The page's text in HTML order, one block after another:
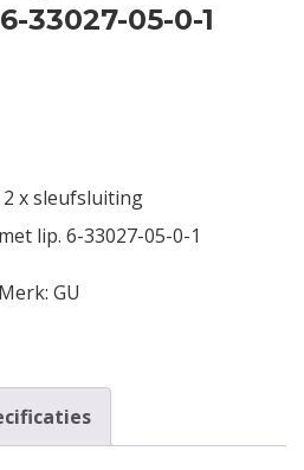
33027-05-0-1
x sleufsluiting
lip. 6-33027-05-0-1
Merk: GU